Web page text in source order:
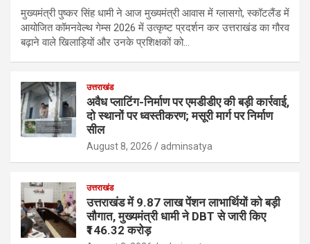
मुख्यमंत्री पुष्कर सिंह धामी ने आज मुख्यमंत्री आवास में ग्लासगो, स्कॉटलैंड में
आयोजित कॉमनवेल्थ गेम्स 2026 में उत्कृष्ट प्रदर्शन कर उत्तराखंड का गौरव
बढ़ाने वाले खिलाड़ियों और उनके प्रशिक्षकों को…
उत्तराखंड
अवैध प्लाटिंग-निर्माण पर एमडीडीए की बड़ी कार्रवाई,
दो स्थानों पर ध्वस्तीकरण; मसूरी मार्ग पर निर्माण
सील
August 8, 2026 adminsatya
उत्तराखंड
उत्तराखंड में 9.87 लाख पेंशन लाभार्थियों को बड़ी
सौगात, मुख्यमंत्री धामी ने DBT से जारी किए
₹146.32 करोड़